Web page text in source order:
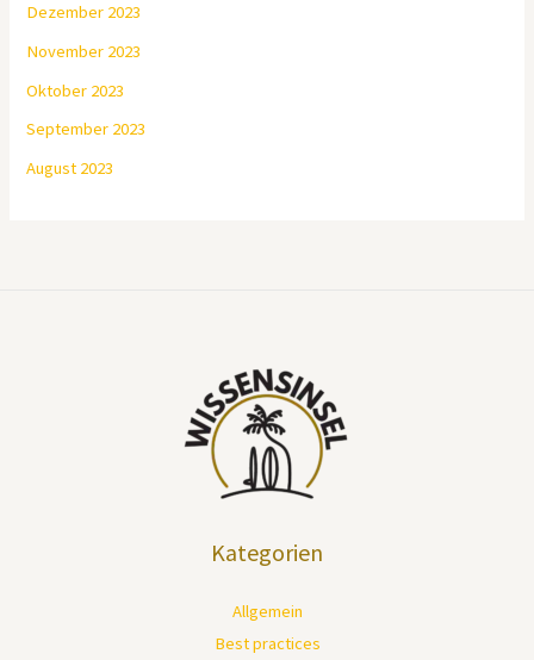
Dezember 2023
November 2023
Oktober 2023
September 2023
August 2023
Kategorien
Allgemein
Best practices